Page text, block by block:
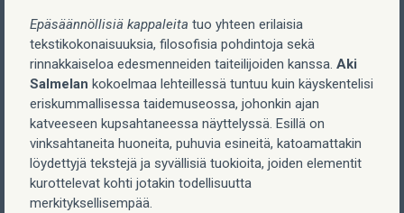
Epäsäännöllisiä kappaleita tuo yhteen erilaisia
tekstikokonaisuuksia, filosofisia pohdintoja sekä
rinnakkaiseloa edesmenneiden taiteilijoiden kanssa. Aki
Salmelan kokoelmaa lehteillessä tuntuu kuin käyskentelisi
eriskummallisessa taidemuseossa, johonkin ajan
katveeseen kupsahtaneessa näyttelyssä. Esillä on
vinksahtaneita huoneita, puhuvia esineitä, katoamattakin
löydettyjä tekstejä ja syvällisiä tuokioita, joiden elementit
kurottelevat kohti jotakin todellisuutta
merkityksellisempää.